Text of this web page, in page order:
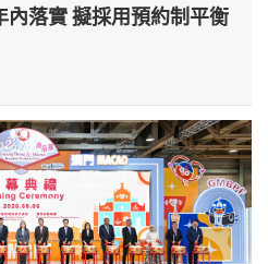
落實 擬採用預約制平衡